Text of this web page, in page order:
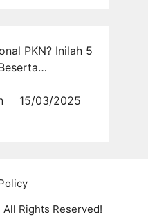
PKN? Inilah 5
15/03/2025
Rights Reserved!